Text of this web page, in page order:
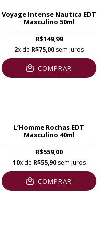
Voyage Intense Nautica EDT
Masculino 50ml
R$149,99
2x de R$75,00 sem juros
COMPRAR
L’Homme Rochas EDT
Masculino 40ml
R$559,00
10x de R$55,90sem juros
COMPRAR